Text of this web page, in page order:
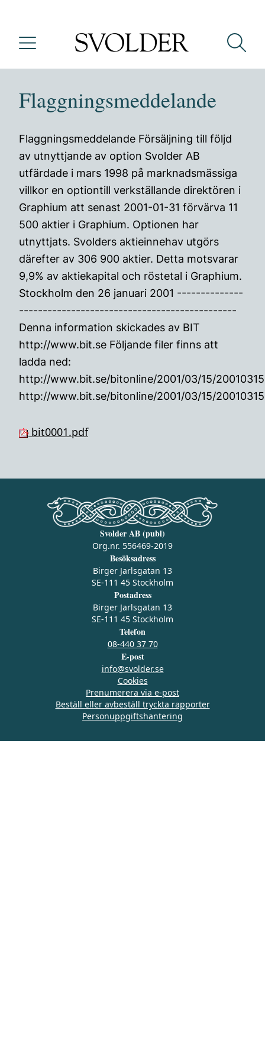
Flaggningsmeddelande
Flaggningsmeddelande Försäljning till följd
av utnyttjande av option Svolder AB
utfärdade i mars 1998 på marknadsmässiga
villkor en optiontill verkställande direktören i
Graphium att senast 2001-01-31 förvärva 11
500 aktier i Graphium. Optionen har
utnyttjats. Svolders aktieinnehav utgörs
därefter av 306 900 aktier. Detta motsvarar
9,9% av aktiekapital och röstetal i Graphium.
Stockholm den 26 januari 2001 --------------
----------------------------------------------
Denna information skickades av BIT
http://www.bit.se Följande filer finns att
ladda ned:
http://www.bit.se/bitonline/2001/03/15/
http://www.bit.se/bitonline/2001/03/15/
bit0001.pdf
Svolder AB (publ)
Org.nr. 556469-2019
Besöksadress
Birger Jarlsgatan 13
SE-111 45 Stockholm
Postadress
Birger Jarlsgatan 13
SE-111 45 Stockholm
Telefon
08-440 37 70
E-post
info@svolder.se
Cookies
Prenumerera via e‑post
Beställ eller avbeställ tryckta rapporter
Personuppgiftshantering